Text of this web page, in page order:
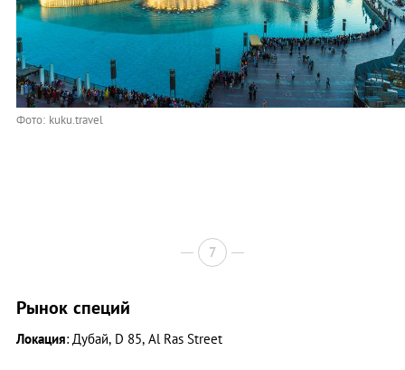
Фото: kuku.travel
7
Рынок специй
Локация: Дубай, D 85, Al Ras Street